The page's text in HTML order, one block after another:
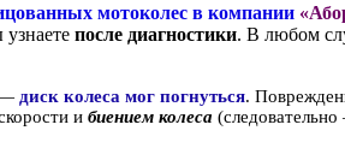
мотоколес в компании
после диагностики. В любом
диск колеса мог погнуться.
и биением колеса